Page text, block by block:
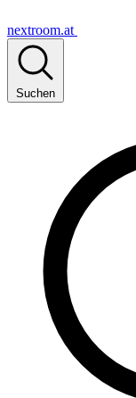
nextroom.at
Suchen